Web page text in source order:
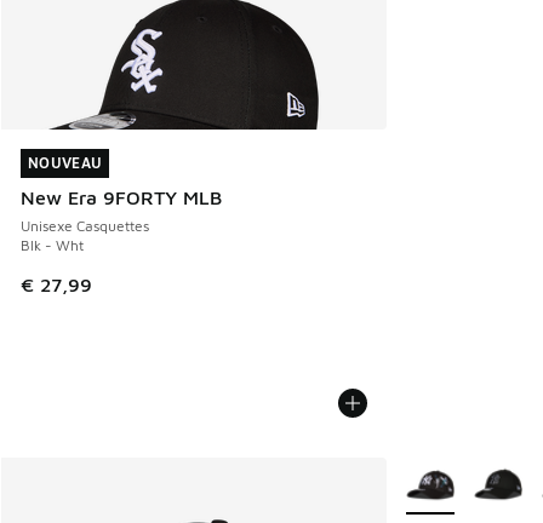
NOUVEAU
New Era 9FORTY MLB
Unisexe Casquettes
Blk - Wht
€ 27,99
NOUVEAU
Plus de couleurs